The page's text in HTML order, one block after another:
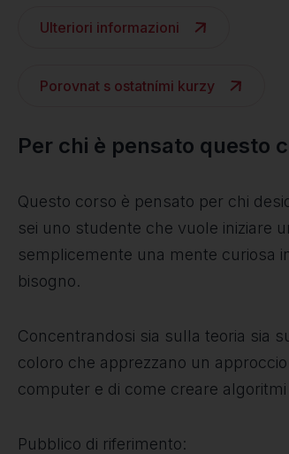
Ulteriori informazioni
Porovnat s ostatními kurzy
Per chi è pensato questo
Questo corso è pensato per chi
sei uno studente che vuole iniziare
semplicemente una mente curiosa
bisogno.
Concentrandosi sia sulla teoria sia
coloro che apprezzano un
computer e di come creare algoritmi
Pubblico di riferimento: